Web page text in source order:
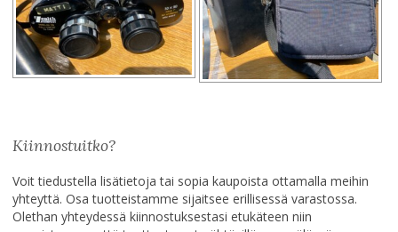
Kiinnostuitko?
Voit tiedustella lisätietoja tai sopia kaupoista ottamalla meihin
yhteyttä. Osa tuotteistamme sijaitsee erillisessä varastossa.
Olethan yhteydessä kiinnostuksestasi etukäteen niin